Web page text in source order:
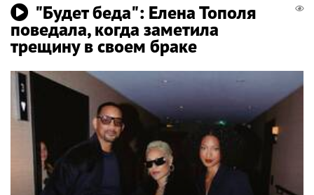
"Будет беда": Елена Тополя
поведала, когда заметила
трещину в своем браке